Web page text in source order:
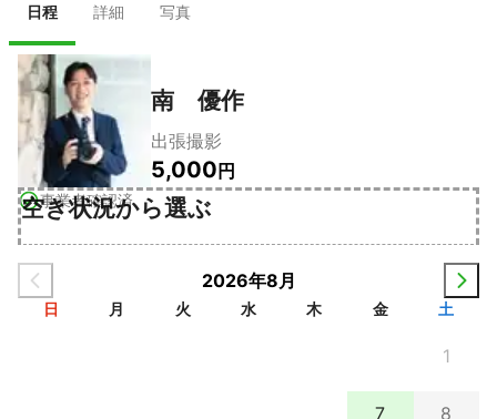
日程 詳細 写真
事業者確認済
南 優作
出張撮影
5,000円
空き状況から選ぶ
2026年8月
日 月 火 水 木 金 土
1
7 8